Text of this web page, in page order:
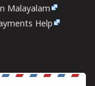
Malayalam
Help